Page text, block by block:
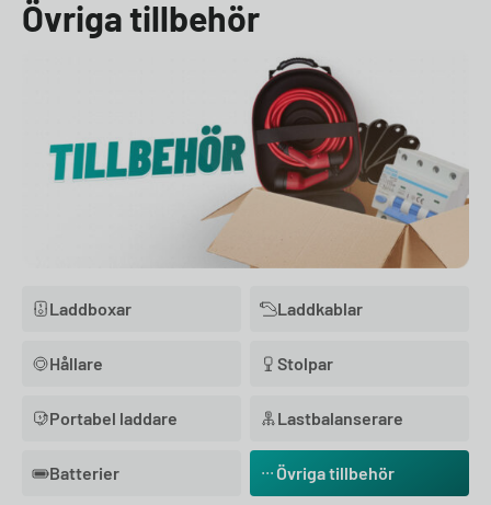
Övriga tillbehör
Laddboxar Laddkablar
Hållare Stolpar
Portabel laddare Lastbalanserare
Batterier Övriga tillbehör